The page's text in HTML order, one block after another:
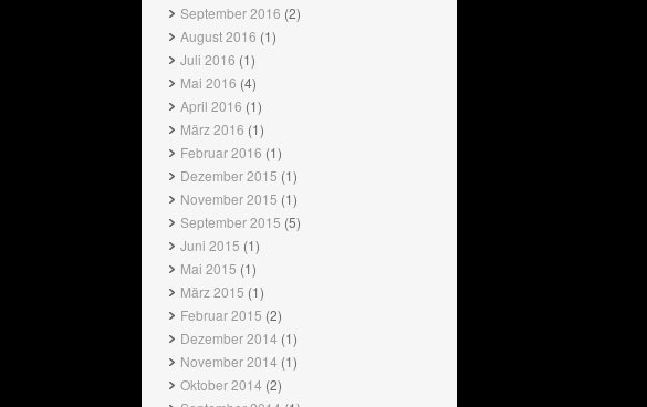
September 2016 (2)
August 2016 (1)
Juli 2016 (1)
Mai 2016 (4)
April 2016 (1)
März 2016 (1)
Februar 2016 (1)
Dezember 2015 (1)
November 2015 (1)
September 2015 (5)
Juni 2015 (1)
Mai 2015 (1)
März 2015 (1)
Februar 2015 (2)
Dezember 2014 (1)
November 2014 (1)
Oktober 2014 (2)